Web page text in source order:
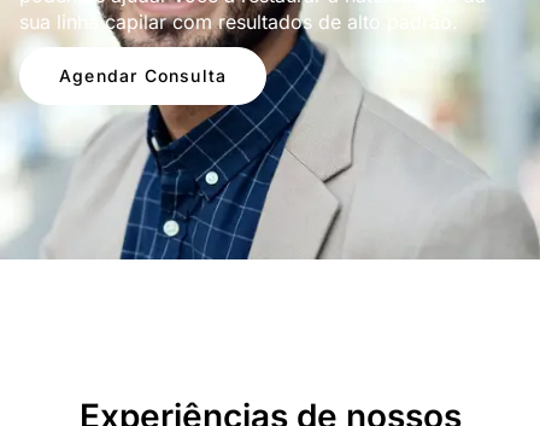
sua linha capilar com resultados de alto padrão.
Agendar Consulta
Experiências de nossos